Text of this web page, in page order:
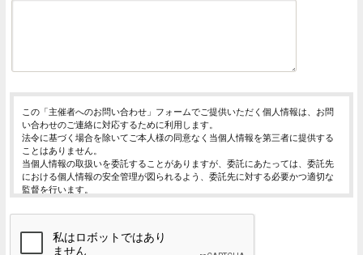
この「主催者へのお問い合わせ」フォームでご提供いただく個人情報は、お問
い合わせのご連絡に対応するために利用します。
法令に基づく場合を除いてご本人様の同意なく当個人情報を第三者に提供する
ことはありません。
当個人情報の取扱いを委託することがありますが、委託にあたっては、委託先
における個人情報の安全管理が図られるよう、委託先に対する必要かつ適切な
監督を行います。
止・消去および第三者への提供の停止（「開示等」といいます。）を受け付け
開示等の求めは、以下の「個人情報苦情及び相談窓口」で受け付けます。